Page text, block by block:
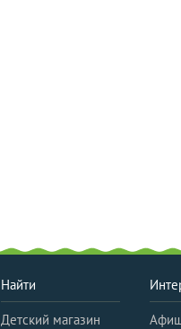
Найти
Детский магазин